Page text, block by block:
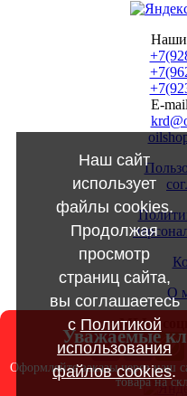
Наши
E-
О
МЫ в
Уважаемые
Оформляйте заказы через наш
товара на
Наш сайт
использует
файлы cookies.
Продолжая
просмотр
страниц сайта,
вы соглашаетесь
с Политикой
использования
файлов cookies.